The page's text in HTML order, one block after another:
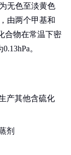
无色至淡黄色
由两个甲基和
合物在常温下密
。
产其他含硫化
剂